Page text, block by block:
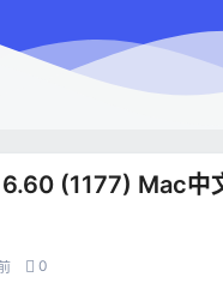
(1177) Mac中
0